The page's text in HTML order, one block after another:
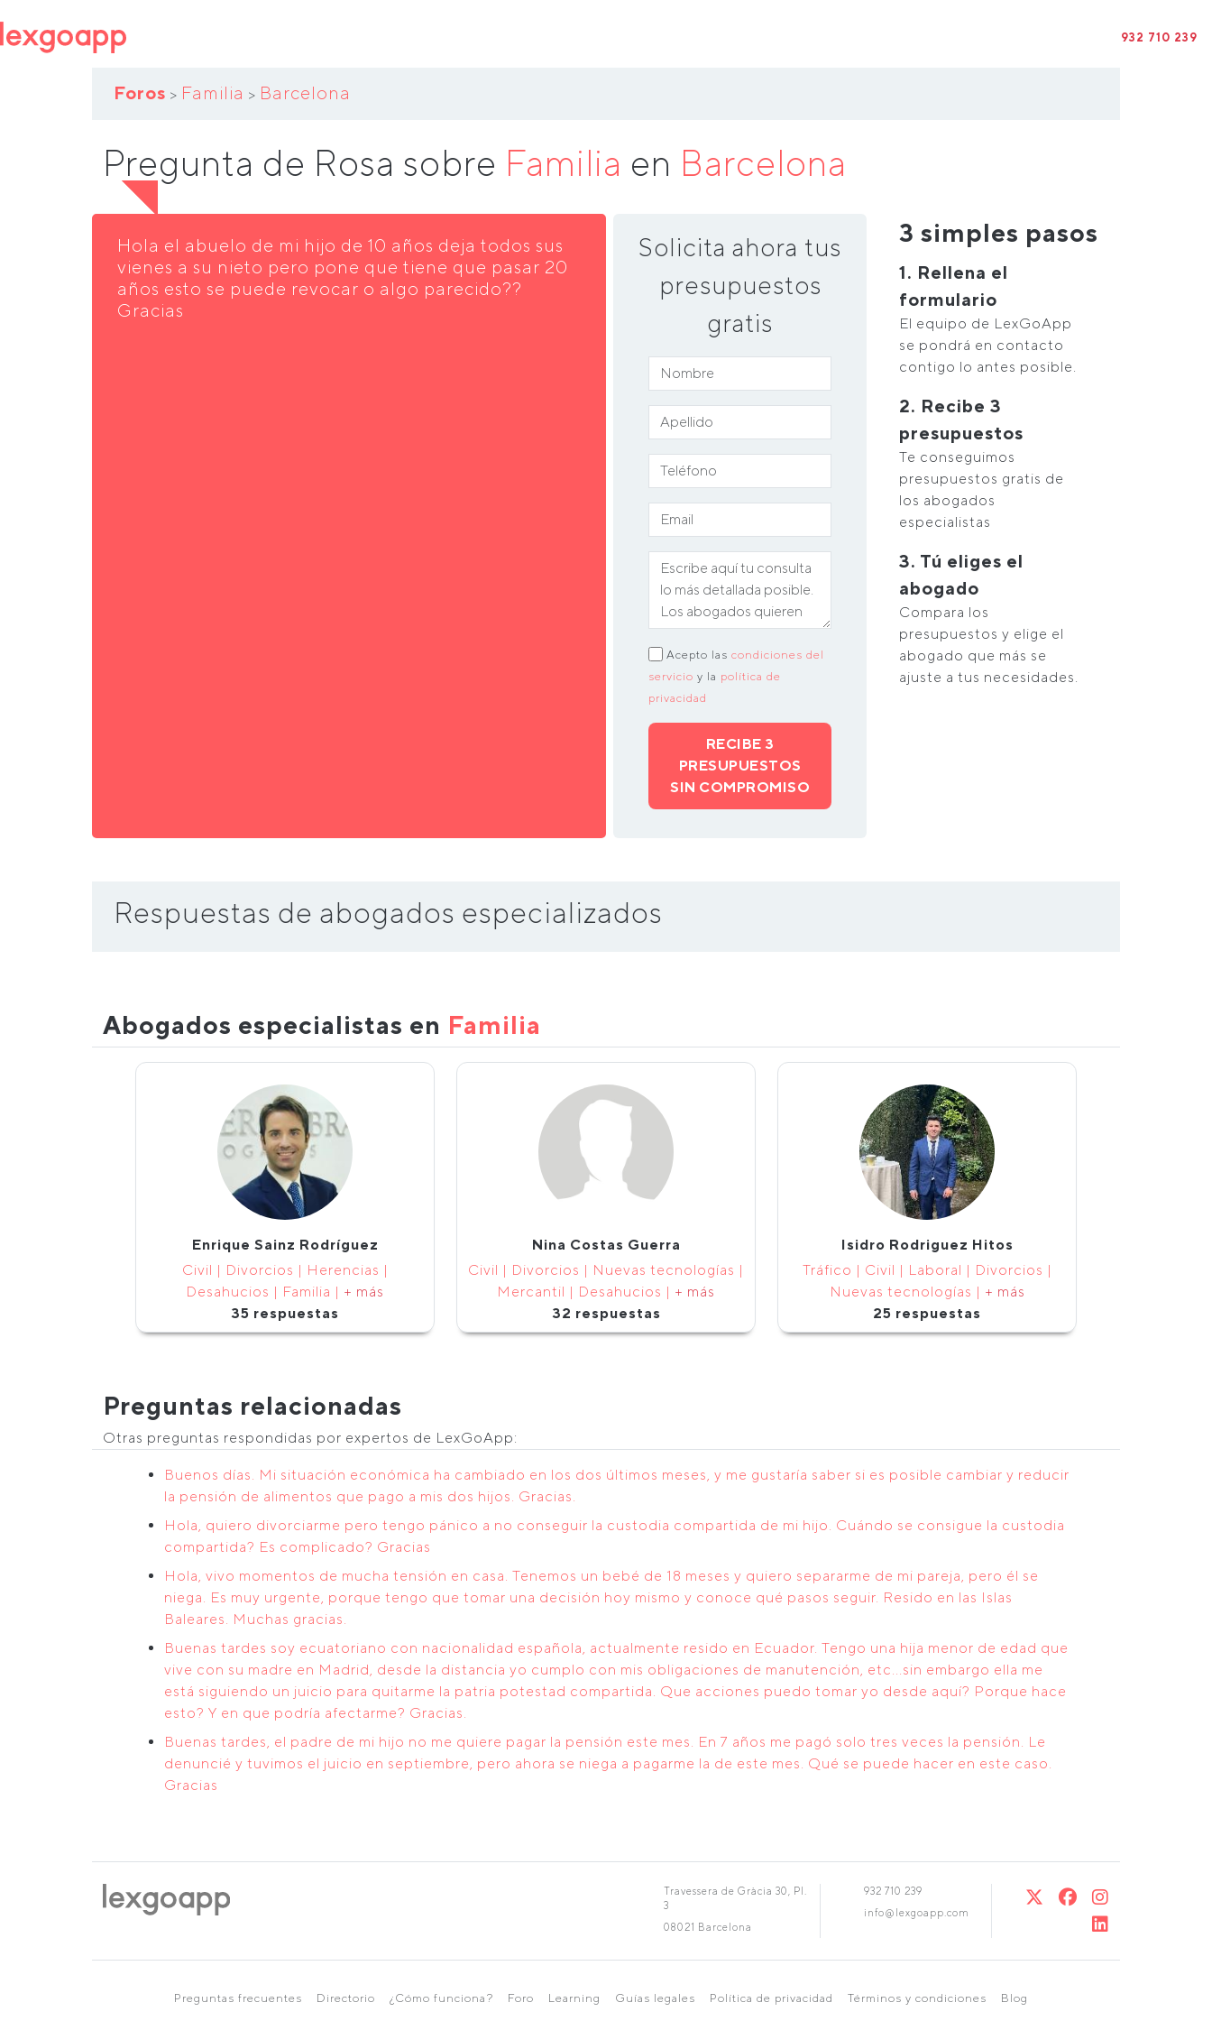
932 710 239
Foros > Familia > Barcelona
Pregunta de Rosa sobre Familia en Barcelona
Hola el abuelo de mi hijo de 10 años deja todos sus
vienes a su nieto pero pone que tiene que pasar 20
años esto se puede revocar o algo parecido??
Gracias
Solicita ahora tus
presupuestos
gratis
Acepto las condiciones del
servicio y la política de
privacidad
RECIBE 3
PRESUPUESTOS
SIN COMPROMISO
3 simples pasos
1. Rellena el
formulario
El equipo de LexGoApp
se pondrá en contacto
contigo lo antes posible.
2. Recibe 3
presupuestos
Te conseguimos
presupuestos gratis de
los abogados
especialistas
3. Tú eliges el
abogado
Compara los
presupuestos y elige el
abogado que más se
ajuste a tus necesidades.
Respuestas de abogados especializados
Abogados especialistas en Familia
Enrique Sainz Rodríguez
Civil | Divorcios | Herencias |
Desahucios | Familia | + más
35 respuestas
Nina Costas Guerra
Civil | Divorcios | Nuevas tecnologías |
Mercantil | Desahucios | + más
32 respuestas
Isidro Rodriguez Hitos
Tráfico | Civil | Laboral | Divorcios |
Nuevas tecnologías | + más
25 respuestas
Preguntas relacionadas
Otras preguntas respondidas por expertos de LexGoApp:
Buenos días. Mi situación económica ha cambiado en los dos últimos meses, y me gustaría saber si es posible cambiar y reducir
la pensión de alimentos que pago a mis dos hijos. Gracias.
Hola, quiero divorciarme pero tengo pánico a no conseguir la custodia compartida de mi hijo. Cuándo se consigue la custodia
compartida? Es complicado? Gracias
Hola, vivo momentos de mucha tensión en casa. Tenemos un bebé de 18 meses y quiero separarme de mi pareja, pero él se
niega. Es muy urgente, porque tengo que tomar una decisión hoy mismo y conoce qué pasos seguir. Resido en las Islas
Baleares. Muchas gracias.
Buenas tardes soy ecuatoriano con nacionalidad española, actualmente resido en Ecuador. Tengo una hija menor de edad que
vive con su madre en Madrid, desde la distancia yo cumplo con mis obligaciones de manutención, etc...sin embargo ella me
está siguiendo un juicio para quitarme la patria potestad compartida. Que acciones puedo tomar yo desde aquí? Porque hace
esto? Y en que podría afectarme? Gracias.
Buenas tardes, el padre de mi hijo no me quiere pagar la pensión este mes. En 7 años me pagó solo tres veces la pensión. Le
denuncié y tuvimos el juicio en septiembre, pero ahora se niega a pagarme la de este mes. Qué se puede hacer en este caso.
Gracias
Travessera de Gràcia 30, Pl.
3
08021 Barcelona
932 710 239
info@lexgoapp.com
Preguntas frecuentes Directorio ¿Cómo funciona? Foro Learning Guías legales Política de privacidad Términos y condiciones Blog